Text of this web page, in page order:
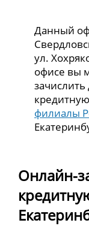
Данный
ул.
офисе вы
филиалы
Онлайн-